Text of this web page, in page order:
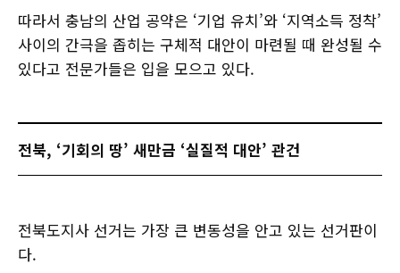
따라서 충남의 산업 공약은 ‘기업 유치’와 ‘지역소득 정착’
사이의 간극을 좁히는 구체적 대안이 마련될 때 완성될 수
있다고 전문가들은 입을 모으고 있다.
전북, ‘기회의 땅’ 새만금 ‘실질적 대안’ 관건
전북도지사 선거는 가장 큰 변동성을 안고 있는 선거판이
다.